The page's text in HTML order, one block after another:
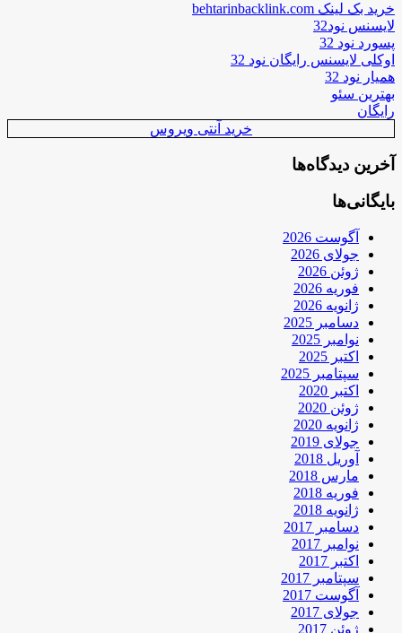
خرید بک لینک behtarinbacklink.com
لایسنس نود32
پسورد نود 32
اوکلی لایسنس رایگان نود 32
همیار نود 32
بهترین سئو
رایگان
خرید آنتی ویروس
آخرین دیدگاه‌ها
بایگانی‌ها
آگوست 2026
جولای 2026
ژوئن 2026
فوریه 2026
ژانویه 2026
دسامبر 2025
نوامبر 2025
اکتبر 2025
سپتامبر 2025
اکتبر 2020
ژوئن 2020
ژانویه 2020
جولای 2019
آوریل 2018
مارس 2018
فوریه 2018
ژانویه 2018
دسامبر 2017
نوامبر 2017
اکتبر 2017
سپتامبر 2017
آگوست 2017
جولای 2017
ژوئن 2017